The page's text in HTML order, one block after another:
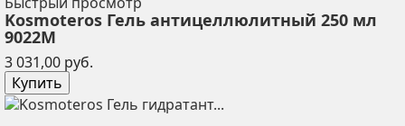
Kosmoteros Гель антицеллюлитный 250 мл
9022М
3 031,00 руб.
Купить